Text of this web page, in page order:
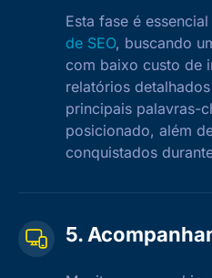
Esta fase é
de SEO, buscando
com baixo custo de
relatórios
principais palavras-
posicionado, além
conquistados
5.